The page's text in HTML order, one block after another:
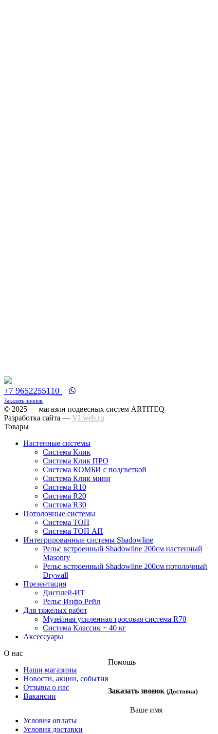
+7 9652255110
Заказать звонок
© 2025 — магазин подвесных систем ARTITEQ
Разработка сайта — VLweb.ru
Товары
Настенные системы
Система Клик
Система Клик ПРО
Система КОМБИ с подсветкой
Система Клик мини
Система R10
Система R20
Система R30
Потолочные системы
Система ТОП
Система ТОП АП
Интегрированные системы Shadowline
Рельс встроенный Shadowline 200см настенный
Masonry
Рельс встроенный Shadowline 200см потолочный
Drywall
Презентация
Дисплей-ИТ
Рельс Инфо Рейл
Для тяжелых работ
Музейная усиленная тросовая система R70
Система Классик + 40 кг
Аксессуары
О нас
Наши магазины
Новости, акции, события
Отзывы о нас
Вакансии
Помощь
Условия оплаты
Условия доставки
Заказать звонок (Доставка)
Ваше имя